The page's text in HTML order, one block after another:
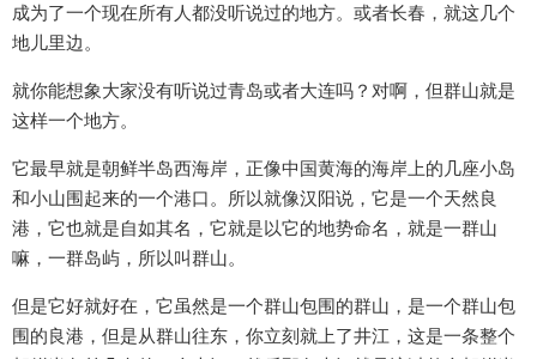
成为了一个现在所有人都没听说过的地方。或者长春，就这几个
地儿里边。
就你能想象大家没有听说过青岛或者大连吗？对啊，但群山就是
这样一个地方。
它最早就是朝鲜半岛西海岸，正像中国黄海的海岸上的几座小岛
和小山围起来的一个港口。所以就像汉阳说，它是一个天然良
港，它也就是自如其名，它就是以它的地势命名，就是一群山
嘛，一群岛屿，所以叫群山。
但是它好就好在，它虽然是一个群山包围的群山，是一个群山包
围的良港，但是从群山往东，你立刻就上了井江，这是一条整个